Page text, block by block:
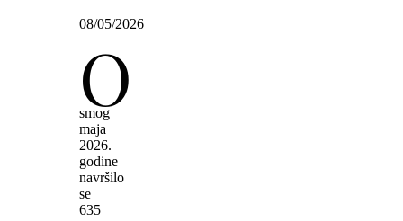
08/05/2026
O
smog
maja
2026.
godine
navršilo
se
635